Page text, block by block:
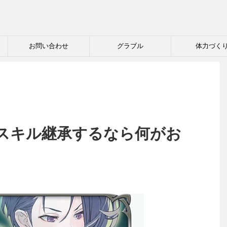
お問い合わせ グラブル 体力づく
キル継承するなら何がお